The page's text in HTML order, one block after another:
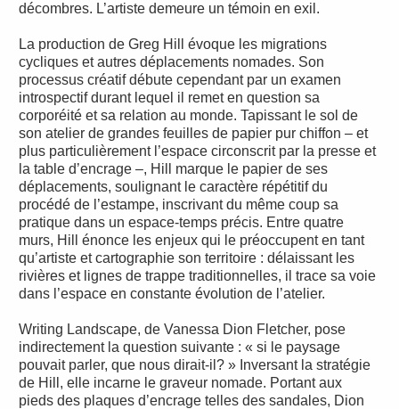
décombres. L’artiste demeure un témoin en exil.
La production de Greg Hill évoque les migrations
cycliques et autres déplacements nomades. Son
processus créatif débute cependant par un examen
introspectif durant lequel il remet en question sa
corporéité et sa relation au monde. Tapissant le sol de
son atelier de grandes feuilles de papier pur chiffon – et
plus particulièrement l’espace circonscrit par la presse et
la table d’encrage –, Hill marque le papier de ses
déplacements, soulignant le caractère répétitif du
procédé de l’estampe, inscrivant du même coup sa
pratique dans un espace-temps précis. Entre quatre
murs, Hill énonce les enjeux qui le préoccupent en tant
qu’artiste et cartographie son territoire : délaissant les
rivières et lignes de trappe traditionnelles, il trace sa voie
dans l’espace en constante évolution de l’atelier.
Writing Landscape, de Vanessa Dion Fletcher, pose
indirectement la question suivante : « si le paysage
pouvait parler, que nous dirait-il? » Inversant la stratégie
de Hill, elle incarne le graveur nomade. Portant aux
pieds des plaques d’encrage telles des sandales, Dion